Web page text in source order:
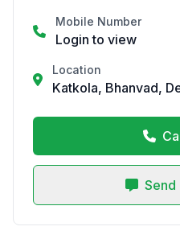
Mobile Number
Login to view
Location
Katkola, Bhanvad,
Send